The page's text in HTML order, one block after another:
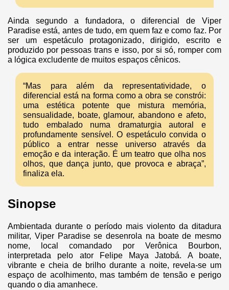
Ainda segundo a fundadora, o diferencial de Viper
Paradise está, antes de tudo, em quem faz e como faz. Por
ser um espetáculo protagonizado, dirigido, escrito e
produzido por pessoas trans e isso, por si só, romper com
a lógica excludente de muitos espaços cênicos.
“Mas para além da representatividade, o
diferencial está na forma como a obra se constrói:
uma estética potente que mistura memória,
sensualidade, boate, glamour, abandono e afeto,
tudo embalado numa dramaturgia autoral e
profundamente sensível. O espetáculo convida o
público a entrar nesse universo através da
emoção e da interação. É um teatro que olha nos
olhos, que dança junto, que provoca e abraça”,
finaliza ela.
Sinopse
Ambientada durante o período mais violento da ditadura
militar, Viper Paradise se desenrola na boate de mesmo
nome, local comandado por Verônica Bourbon,
interpretada pelo ator Felipe Maya Jatobá. A boate,
vibrante e cheia de brilho durante a noite, revela-se um
espaço de acolhimento, mas também de tensão e perigo
quando o dia amanhece.